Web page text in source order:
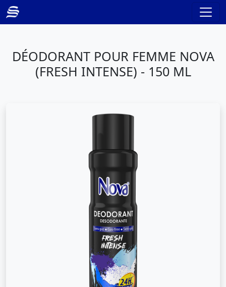
DÉODORANT POUR FEMME NOVA
(FRESH INTENSE) - 150 ML